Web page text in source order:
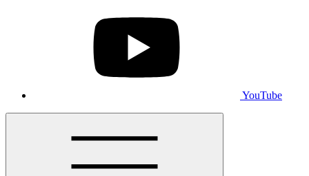
YouTube